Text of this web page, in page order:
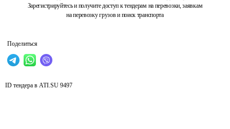
Зарегистрируйтесь и получите доступ к тендерам на перевозки, заявкам
на перевозку грузов и поиск транспорта
Поделиться
ID тендера в ATI.SU 9497